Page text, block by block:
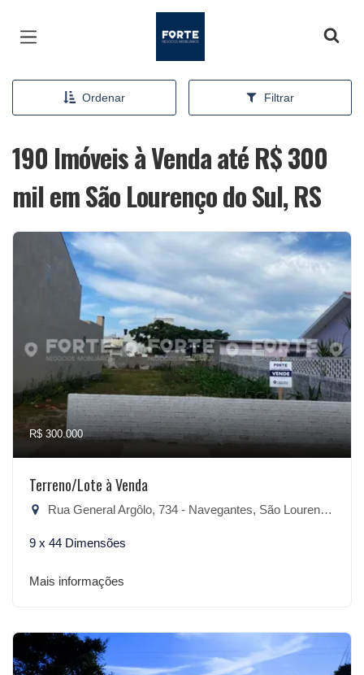
Ordenar Filtrar
190 Imóveis à Venda até R$ 300
mil em São Lourenço do Sul, RS
R$ 300.000
Terreno/Lote à Venda
Rua General Argôlo, 734 - Navegantes, São Lourenço do Sul-RS
9 x 44 Dimensões
Mais informações